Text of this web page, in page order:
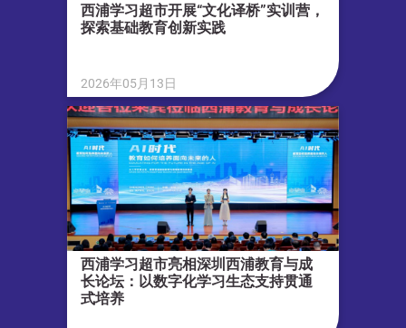
西浦学习超市开展“文化译桥”实训营，
探索基础教育创新实践
2026年05月13日
西浦学习超市亮相深圳西浦教育与成
长论坛：以数字化学习生态支持贯通
式培养